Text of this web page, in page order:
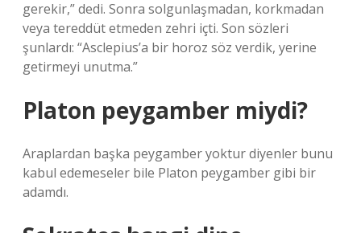
gerekir,” dedi. Sonra solgunlaşmadan, korkmadan
veya tereddüt etmeden zehri içti. Son sözleri
şunlardı: “Asclepius’a bir horoz söz verdik, yerine
getirmeyi unutma.”
Platon peygamber miydi?
Araplardan başka peygamber yoktur diyenler bunu
kabul edemeseler bile Platon peygamber gibi bir
adamdı.